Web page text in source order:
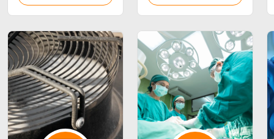
Semiconductor Sujetador Tubo y